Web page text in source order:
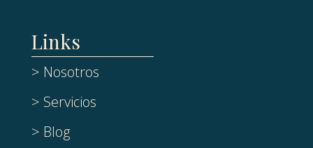
Links
> Nosotros
> Servicios
> Blog